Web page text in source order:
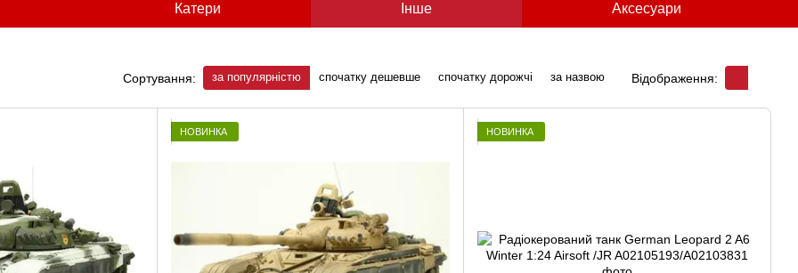
Катери Інше Аксесуари
Сортування: за популярністю спочатку дешевше спочатку дорожчі за назвою Відображення:
НОВИНКА НОВИНКА